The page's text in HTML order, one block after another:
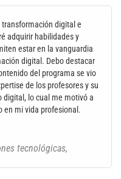
digital e
adquirir habilidades y
estar en la vanguardia
digital. Debo destacar
del programa se vio
de los profesores y su
digital, lo cual me motivó a
en mi vida profesional.
tecnológicas